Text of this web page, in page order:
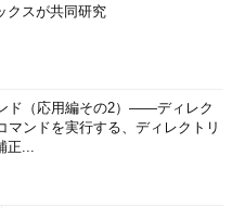
クスが共同研究
ド（応用編その2）――ディレク
マンドを実行する、ディレクトリ
正...